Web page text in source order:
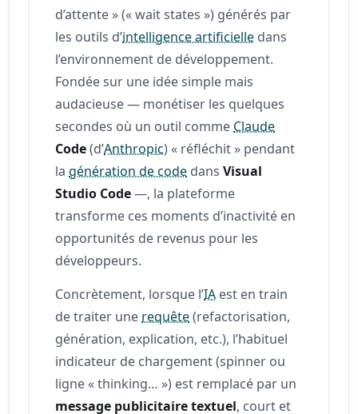
d’attente » (« wait states ») générés par
les outils d’intelligence artificielle dans
l’environnement de développement.
Fondée sur une idée simple mais
audacieuse — monétiser les quelques
secondes où un outil comme Claude
Code(d’Anthropic) « réfléchit » pendant
lagénération de code dansVisual
Studio Code—, la plateforme
transforme ces moments d’inactivité en
opportunités de revenus pour les
développeurs.
Concrètement, lorsque l’IA est en train
de traiter une requête(refactorisation,
génération, explication, etc.), l’habituel
indicateur de chargement (spinner ou
ligne « thinking… ») est remplacé par un
message publicitaire textuel, court et